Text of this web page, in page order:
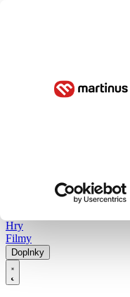
Hry
Filmy
Doplnky